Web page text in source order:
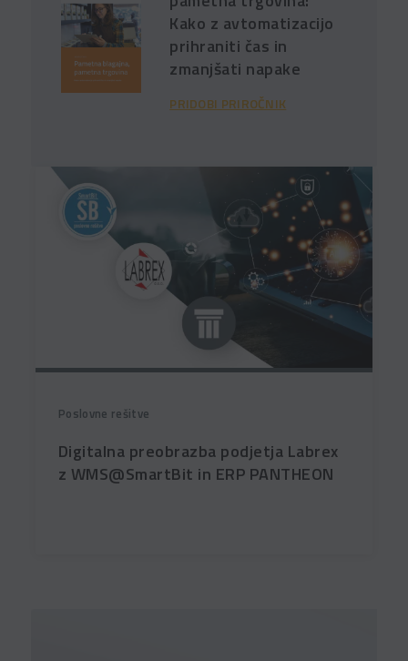
Kako z avtomatizacijo
prihraniti čas in
zmanjšati napake
PRIDOBI PRIROČNIK
Poslovne rešitve
Digitalna preobrazba podjetja Labrex
z WMS@SmartBit in ERP PANTHEON